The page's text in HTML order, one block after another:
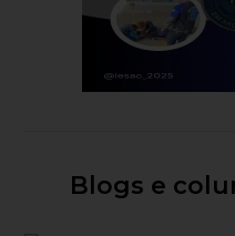
Blogs e